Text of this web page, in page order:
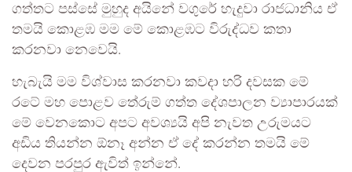
ගත්තට පස්සේ මුහුද අයිනේ වගුරේ හැදුවා රාජධානිය ඒ
තමයි කොළඹ මම මේ කොළඹට විරුද්ධව කතා
කරනවා නෙවෙයි.
හැබැයි මම විශ්වාස කරනවා කවදා හරි දවසක මේ
රටේ මහ පොළව තේරුම් ගත්ත දේශපාලන ව්‍යාපාරයක්
මේ වෙනකොට අපට අවශ්‍යයි අපි නැවත උරුමයට
අඩිය තියන්න ඕනෑ අන්න ඒ දේ කරන්න තමයි මේ
දෙවන පරපුර ඇවිත් ඉන්නේ.